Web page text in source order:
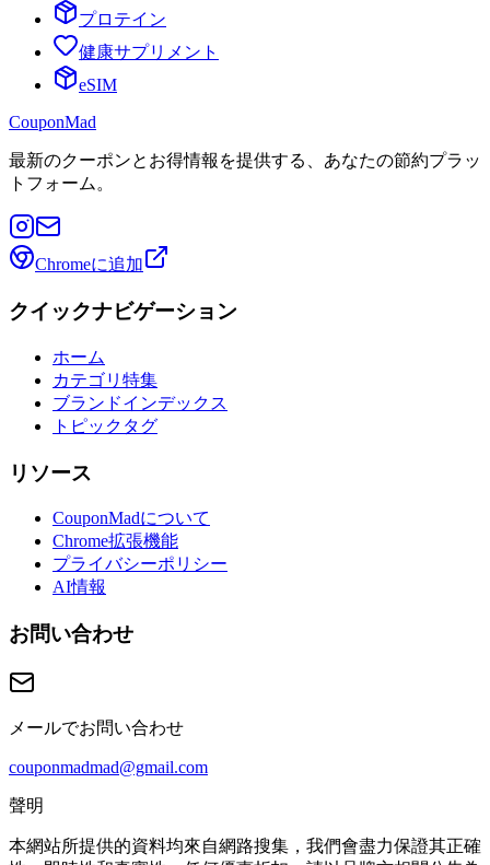
プロテイン
健康サプリメント
eSIM
CouponMad
最新のクーポンとお得情報を提供する、あなたの節約プラッ
トフォーム。
Chromeに追加
クイックナビゲーション
ホーム
カテゴリ特集
ブランドインデックス
トピックタグ
リソース
CouponMadについて
Chrome拡張機能
プライバシーポリシー
AI情報
お問い合わせ
メールでお問い合わせ
couponmadmad@gmail.com
聲明
本網站所提供的資料均來自網路搜集，我們會盡力保證其正確